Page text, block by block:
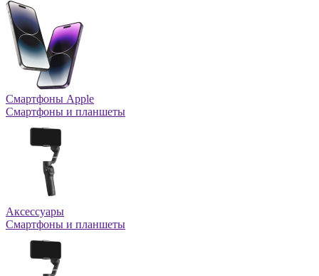
Смартфоны Apple
Смартфоны и планшеты
Аксессуары
Смартфоны и планшеты